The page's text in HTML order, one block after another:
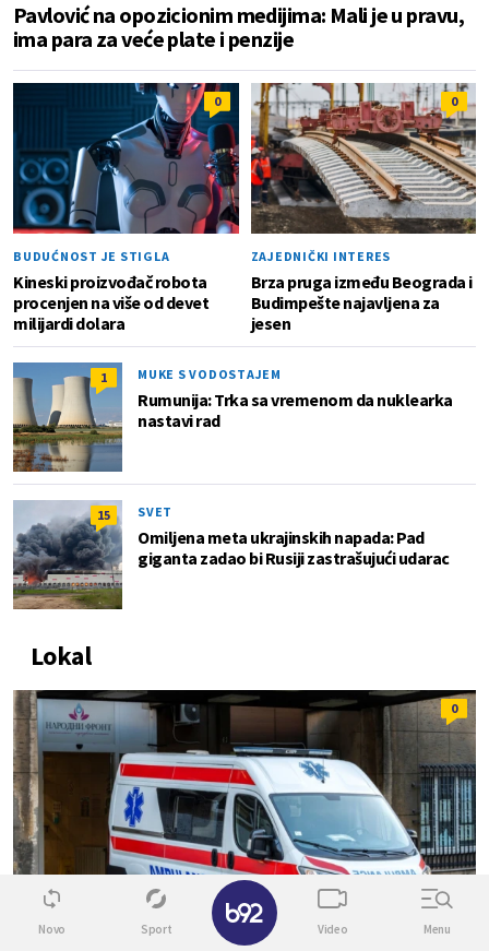
Pavlović na opozicionim medijima: Mali je u pravu,
ima para za veće plate i penzije
0
BUDUĆNOST JE STIGLA
Kineski proizvođač robota
procenjen na više od devet
milijardi dolara
0
ZAJEDNIČKI INTERES
Brza pruga između Beograda i
Budimpešte najavljena za
jesen
1 MUKE S VODOSTAJEM
Rumunija: Trka sa vremenom da nuklearka
nastavi rad
15 SVET
Omiljena meta ukrajinskih napada: Pad
giganta zadao bi Rusiji zastrašujući udarac
Lokal
0
Novo Sport Video Menu
✕